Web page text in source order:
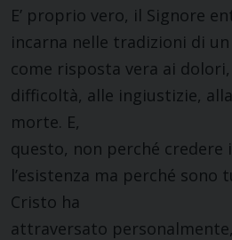
E’ proprio vero, il Signore
incarna nelle tradizioni di
come risposta vera ai
difficoltà, alle ingiustizie,
morte. E,
questo, non perché credere
l’esistenza ma perché
Cristo ha
attraversato